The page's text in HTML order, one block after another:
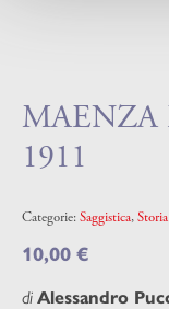
MAENZA
1911
Categorie:Saggistica,
10,00 €
di Alessandro